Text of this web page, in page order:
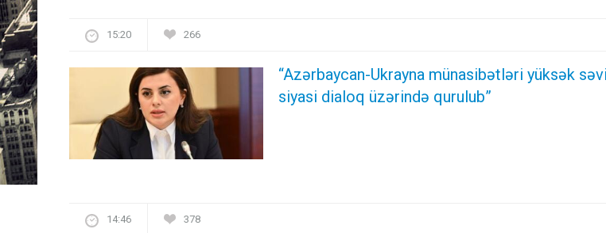
15:20 266
“Azərbaycan-Ukrayna münasibətləri yüksək
siyasi dialoq üzərində qurulub”
14:46 378